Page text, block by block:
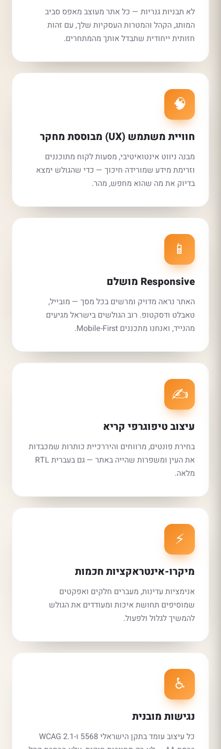
לא תבניות גנריות — כל אתר מעוצב מאפס סביב
המותג, הקהל והמטרות העסקיות שלך, עם זהות
חזותית ייחודית שתבדל אותך מהמתחרים.
🧠
חוויית משתמש (UX) מבוססת מחקר
מבנה ניווט אינטואיטיבי, מסעות לקוח מתוכננים
וזרימת מידע שמורידה חיכוך — כדי שהגולש ימצא
בדיוק את מה שהוא מחפש, מהר.
📱
Responsive מושלם
האתר נראה מדויק ומרשים בכל מסך — מובייל,
טאבלט ודסקטופ. רוב הגולשים בישראל מגיעים
מהנייד, ואנחנו מתכננים Mobile-First.
✍️
עיצוב טיפוגרפי קריא
בחירת פונטים, מרווחים והיררכיית כותרות שמכבדות
את העין ומשפרות שהייה באתר — גם בעברית RTL
מלאה.
⚡
מיקרו-אינטראקציות חכמות
אנימציות עדינות, מעברים חלקים ואפקטים
שמוסיפים תחושת איכות ומעודדים את הגולש
להמשיך לגלול ולפעול.
♿
נגישות מובנית
כל עיצוב עומד בתקן הישראלי 5568 ו-WCAG 2.1